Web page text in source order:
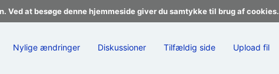
Ved at besøge denne hjemmeside giver du samtykke til brug af cookies.
Nylige ændringer Diskussioner Tilfældig side Upload fil